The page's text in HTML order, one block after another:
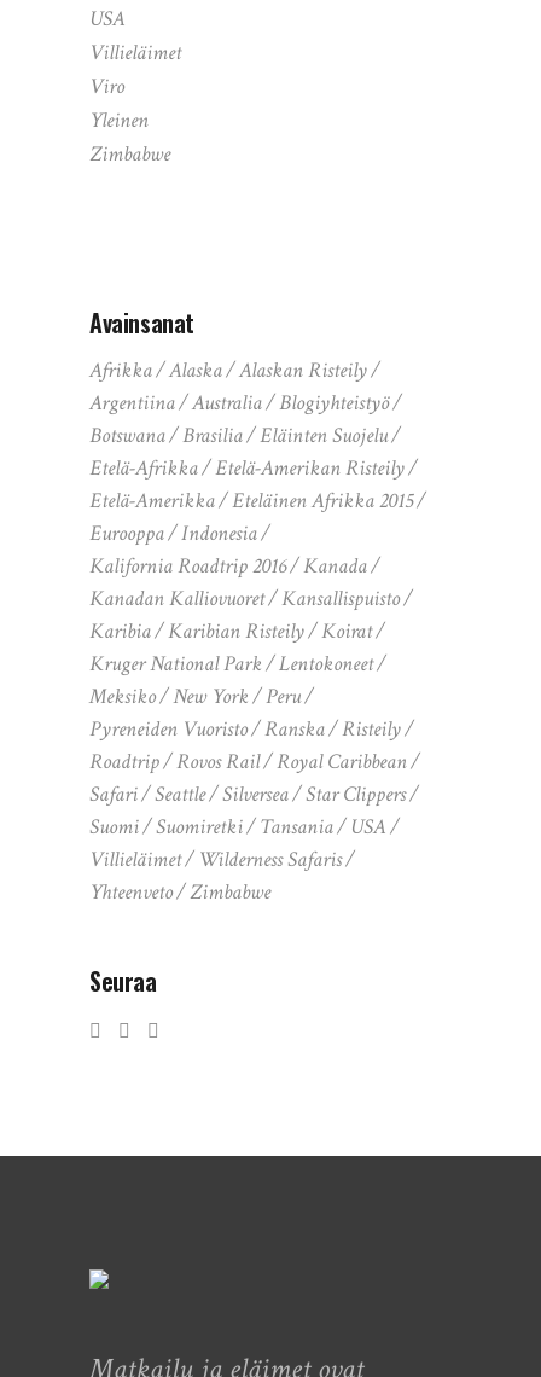
USA
Villieläimet
Viro
Yleinen
Zimbabwe
Avainsanat
Afrikka Alaska
Alaskan Risteily
Argentiina
Australia
Blogiyhteistyö
Botswana
Brasilia
Eläinten Suojelu
Etelä-Afrikka
Etelä-Amerikan Risteily
Etelä-Amerikka
Eteläinen Afrikka 2015
Eurooppa
Indonesia
Kalifornia Roadtrip 2016
Kanada
Kanadan Kalliovuoret
Kansallispuisto
Karibia
Karibian Risteily
Koirat
Kruger National Park
Lentokoneet
Meksiko
New York
Peru
Pyreneiden Vuoristo
Ranska
Risteily
Roadtrip
Rovos Rail
Royal Caribbean
Safari
Seattle Silversea
Star Clippers
Suomi
Suomiretki Tansania
USA
Villieläimet
Wilderness Safaris
Yhteenveto
Zimbabwe
Seuraa